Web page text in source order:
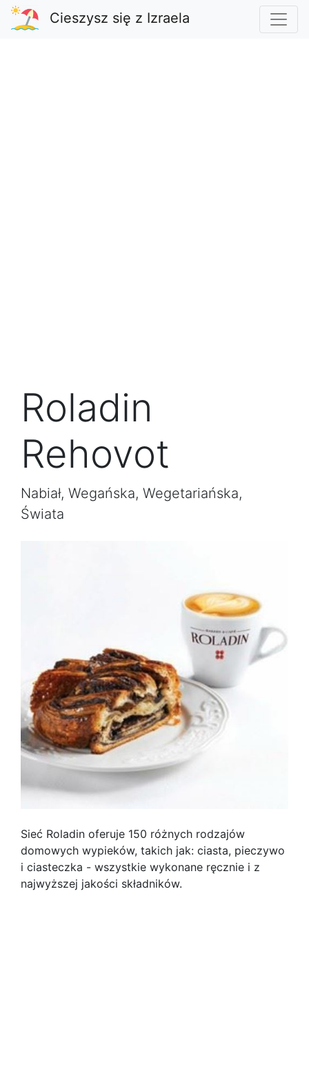
Cieszysz się z Izraela
Roladin
Rehovot
Nabiał, Wegańska, Wegetariańska,
Świata
Sieć Roladin oferuje 150 różnych rodzajów
domowych wypieków, takich jak: ciasta, pieczywo
i ciasteczka - wszystkie wykonane ręcznie i z
najwyższej jakości składników.